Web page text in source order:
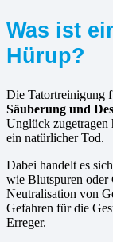
Was ist
Hürup?
Die Tatortreinigung
Säuberung und
Unglück
ein natürlicher Tod.
Dabei handelt es
wie Blutspuren oder
Neutralisation von
Gefahren für die
Erreger.